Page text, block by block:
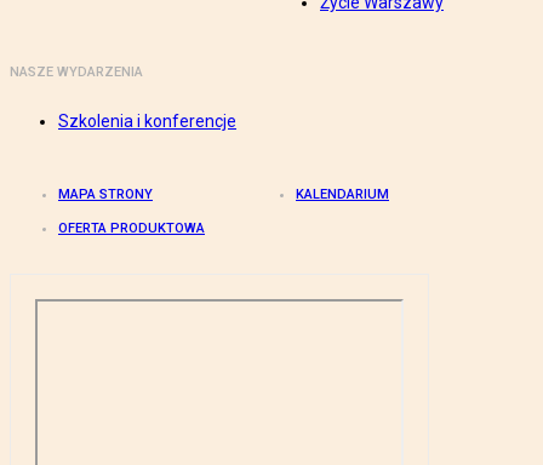
NASZE WYDARZENIA
Szkolenia i konferencje
MAPA STRONY KALENDARIUM
OFERTA PRODUKTOWA